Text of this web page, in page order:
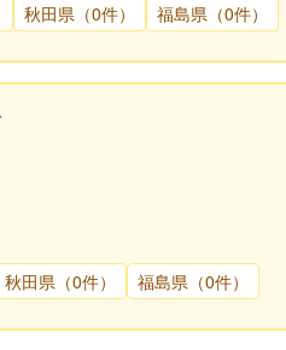
秋田県（0件） 福島県（0件）
秋田県（0件） 福島県（0件）